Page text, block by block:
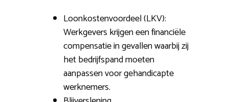
Loonkostenvoordeel (LKV):
Werkgevers krijgen een financiële
compensatie in gevallen waarbij zij
het bedrijfspand moeten
aanpassen voor gehandicapte
werknemers.